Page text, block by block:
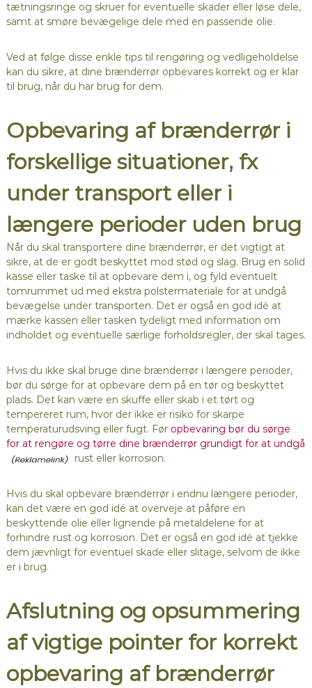
tætningsringe og skruer for eventuelle skader eller løse dele,
samt at smøre bevægelige dele med en passende olie.
Ved at følge disse enkle tips til rengøring og vedligeholdelse
kan du sikre, at dine brænderrør opbevares korrekt og er klar
til brug, når du har brug for dem.
Opbevaring af brænderrør i
forskellige situationer, fx
under transport eller i
længere perioder uden brug
Når du skal transportere dine brænderrør, er det vigtigt at
sikre, at de er godt beskyttet mod stød og slag. Brug en solid
kasse eller taske til at opbevare dem i, og fyld eventuelt
tomrummet ud med ekstra polstermateriale for at undgå
bevægelse under transporten. Det er også en god idé at
mærke kassen eller tasken tydeligt med information om
indholdet og eventuelle særlige forholdsregler, der skal tages.
Hvis du ikke skal bruge dine brænderrør i længere perioder,
bør du sørge for at opbevare dem på en tør og beskyttet
plads. Det kan være en skuffe eller skab i et tørt og
tempereret rum, hvor der ikke er risiko for skarpe
temperaturudsving eller fugt. Før opbevaring bør du sørge
for at rengøre og tørre dine brænderrør grundigt for at undgå
rust eller korrosion.
Hvis du skal opbevare brænderrør i endnu længere perioder,
kan det være en god idé at overveje at påføre en
beskyttende olie eller lignende på metaldelene for at
forhindre rust og korrosion. Det er også en god idé at tjekke
dem jævnligt for eventuel skade eller slitage, selvom de ikke
er i brug.
Afslutning og opsummering
af vigtige pointer for korrekt
opbevaring af brænderrør